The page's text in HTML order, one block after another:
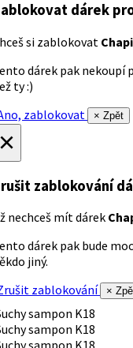
dárek
si zablokovat
dárek pak nekoupí
ty :)
zablokovat
× Zpět
zablokování
nechceš mít dárek
dárek pak bude
jiný.
zablokování
×